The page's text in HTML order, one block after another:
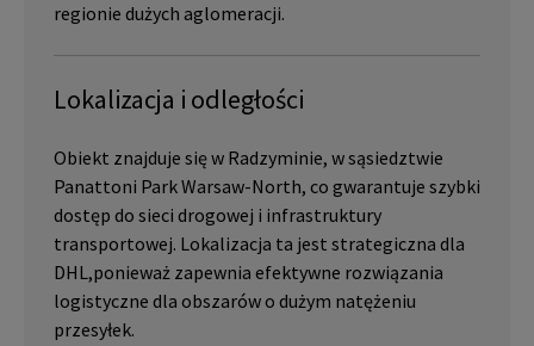
regionie dużych aglomeracji.
Lokalizacja i odległości
Obiekt znajduje się w Radzyminie, w sąsiedztwie
Panattoni Park Warsaw-North, co gwarantuje szybki
dostęp do sieci drogowej i infrastruktury
transportowej. Lokalizacja ta jest strategiczna dla
DHL,ponieważ zapewnia efektywne rozwiązania
logistyczne dla obszarów o dużym natężeniu
przesyłek.